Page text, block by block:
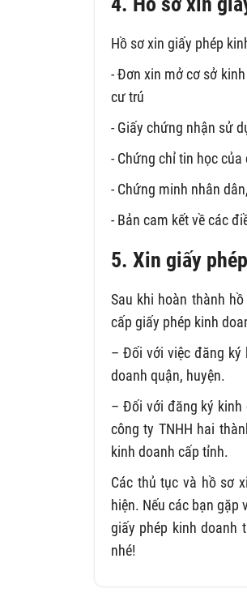
Hồ sơ xin giấy phép
- Đơn xin mở cơ sở
cư trú
- Giấy chứng nhận sử
- Chứng chỉ tin học
- Chứng minh nhân
- Bản cam kết về các
5. Xin giấy
Sau khi hoàn thành
cấp giấy phép kinh
– Đối với việc đăng ký
doanh quận, huyện.
– Đối với đăng ký kinh
công ty TNHH hai
kinh doanh cấp tỉnh.
Các thủ tục và hồ sơ
hiện. Nếu các bạn
giấy phép kinh doanh
nhé!